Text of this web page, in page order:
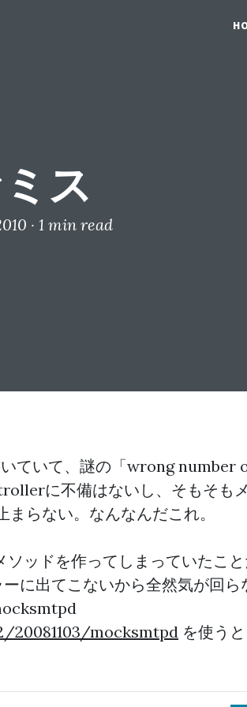
ス
· 1 min read
ていて、謎の「wrong number
に不備はないし、そもそも
らない。なんなんだこれ。
ッドを作ってしまっていたこ
に出てこないから全然気が回ら
mocksmtpd を使う